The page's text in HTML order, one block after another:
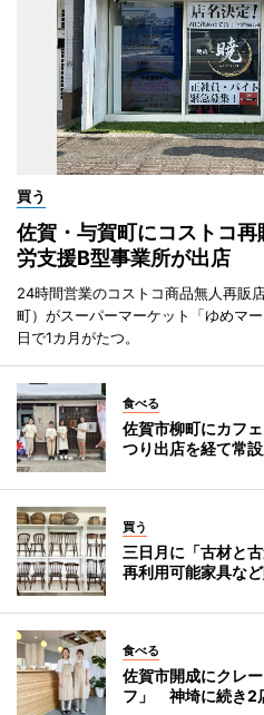
買う
佐賀・与賀町にコストコ
労支援B型事業所が出店
24時間営業のコストコ商品無人再販
町）がスーパーマーケット「ゆめマ
日で1カ月がたつ。
食べる
佐賀市柳町にカフ
つり出店を経て常
買う
三日月に「古材と
再利用可能家具な
食べる
佐賀市開成にクレ
フ」 神埼に続き2